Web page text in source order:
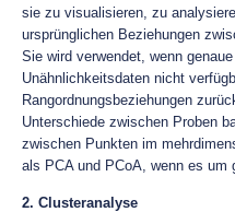
sie zu visualisieren, zu
ursprünglichen Beziehungen
Sie wird verwendet, wenn
Unähnlichkeitsdaten nicht
Rangordnungsbeziehungen
Unterschiede zwischen Proben
zwischen Punkten im
als PCA und PCoA, wenn es um
2. Clusteranalyse